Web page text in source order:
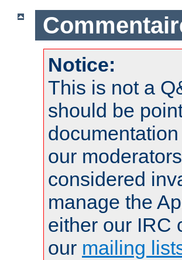
Notice:
This is not a
should be
our
considered
manage the
either our IRC
our mailing